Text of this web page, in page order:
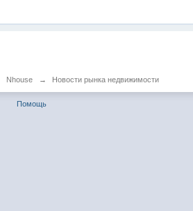
Nhouse → Новости рынка недвижимости
Помощь